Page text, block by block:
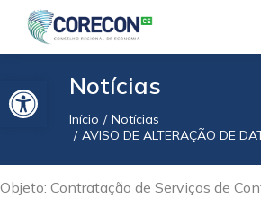
Barra de Ferramentas AbertaNotícias
Você está aqui:
Início
Notícias
AVISO DE ALTERAÇÃO DE
Objeto: Contratação de Serviços de